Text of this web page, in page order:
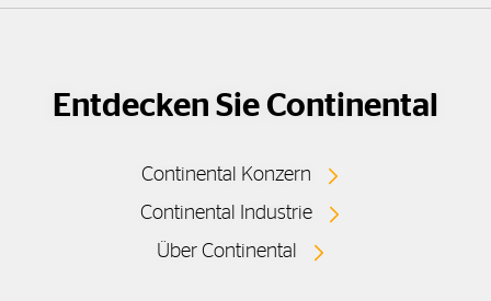
Entdecken Sie Continental
Continental Konzern
Continental Industrie
Über Continental